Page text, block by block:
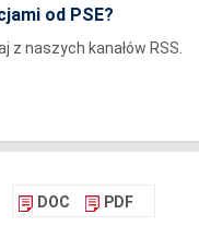
od PSE?
naszych kanałów RSS.
DOC PDF